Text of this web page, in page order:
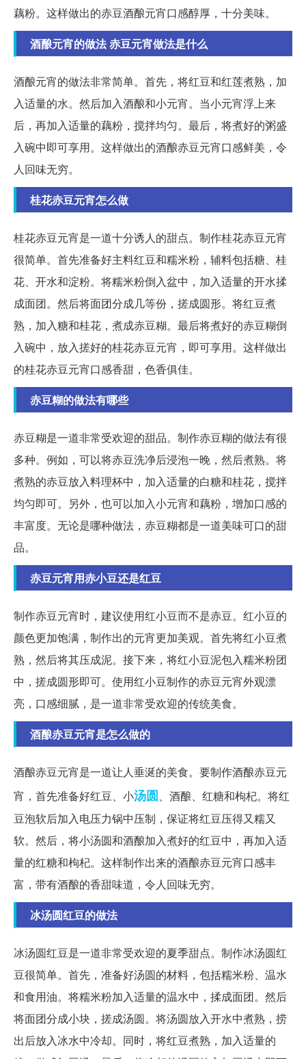
藕粉。这样做出的赤豆酒酿元宵口感醇厚，十分美味。
酒酿元宵的做法 赤豆元宵做法是什么
酒酿元宵的做法非常简单。首先，将红豆和红莲煮熟，加
入适量的水。然后加入酒酿和小元宵。当小元宵浮上来
后，再加入适量的藕粉，搅拌均匀。最后，将煮好的粥盛
入碗中即可享用。这样做出的酒酿赤豆元宵口感鲜美，令
人回味无穷。
桂花赤豆元宵怎么做
桂花赤豆元宵是一道十分诱人的甜点。制作桂花赤豆元宵
很简单。首先准备好主料红豆和糯米粉，辅料包括糖、桂
花、开水和淀粉。将糯米粉倒入盆中，加入适量的开水揉
成面团。然后将面团分成几等份，搓成圆形。将红豆煮
熟，加入糖和桂花，煮成赤豆糊。最后将煮好的赤豆糊倒
入碗中，放入搓好的桂花赤豆元宵，即可享用。这样做出
的桂花赤豆元宵口感香甜，色香俱佳。
赤豆糊的做法有哪些
赤豆糊是一道非常受欢迎的甜品。制作赤豆糊的做法有很
多种。例如，可以将赤豆洗净后浸泡一晚，然后煮熟。将
煮熟的赤豆放入料理杯中，加入适量的白糖和桂花，搅拌
均匀即可。另外，也可以加入小元宵和藕粉，增加口感的
丰富度。无论是哪种做法，赤豆糊都是一道美味可口的甜
品。
赤豆元宵用赤小豆还是红豆
制作赤豆元宵时，建议使用红小豆而不是赤豆。红小豆的
颜色更加饱满，制作出的元宵更加美观。首先将红小豆煮
熟，然后将其压成泥。接下来，将红小豆泥包入糯米粉团
中，搓成圆形即可。使用红小豆制作的赤豆元宵外观漂
亮，口感细腻，是一道非常受欢迎的传统美食。
酒酿赤豆元宵是怎么做的
酒酿赤豆元宵是一道让人垂涎的美食。要制作酒酿赤豆元
宵，首先准备好红豆、小汤圆、酒酿、红糖和枸杞。将红
豆泡软后加入电压力锅中压制，保证将红豆压得又糯又
软。然后，将小汤圆和酒酿加入煮好的红豆中，再加入适
量的红糖和枸杞。这样制作出来的酒酿赤豆元宵口感丰
富，带有酒酿的香甜味道，令人回味无穷。
冰汤圆红豆的做法
冰汤圆红豆是一道非常受欢迎的夏季甜点。制作冰汤圆红
豆很简单。首先，准备好汤圆的材料，包括糯米粉、温水
和食用油。将糯米粉加入适量的温水中，揉成面团。然后
将面团分成小块，搓成汤圆。将汤圆放入开水中煮熟，捞
出后放入冰水中冷却。同时，将红豆煮熟，加入适量的